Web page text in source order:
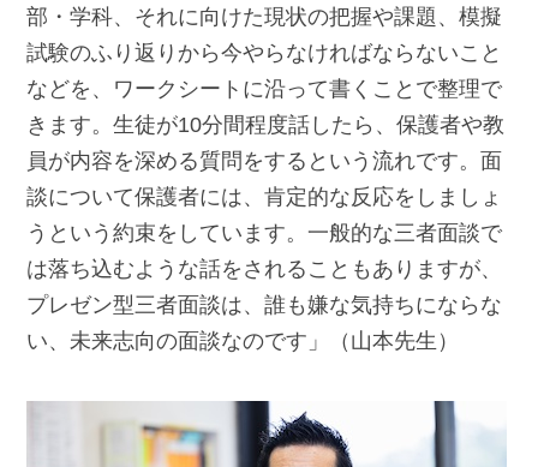
部・学科、それに向けた現状の把握や課題、模擬
試験のふり返りから今やらなければならないこと
などを、ワークシートに沿って書くことで整理で
きます。生徒が10分間程度話したら、保護者や教
員が内容を深める質問をするという流れです。面
談について保護者には、肯定的な反応をしましょ
うという約束をしています。一般的な三者面談で
は落ち込むような話をされることもありますが、
プレゼン型三者面談は、誰も嫌な気持ちにならな
い、未来志向の面談なのです」（山本先生）